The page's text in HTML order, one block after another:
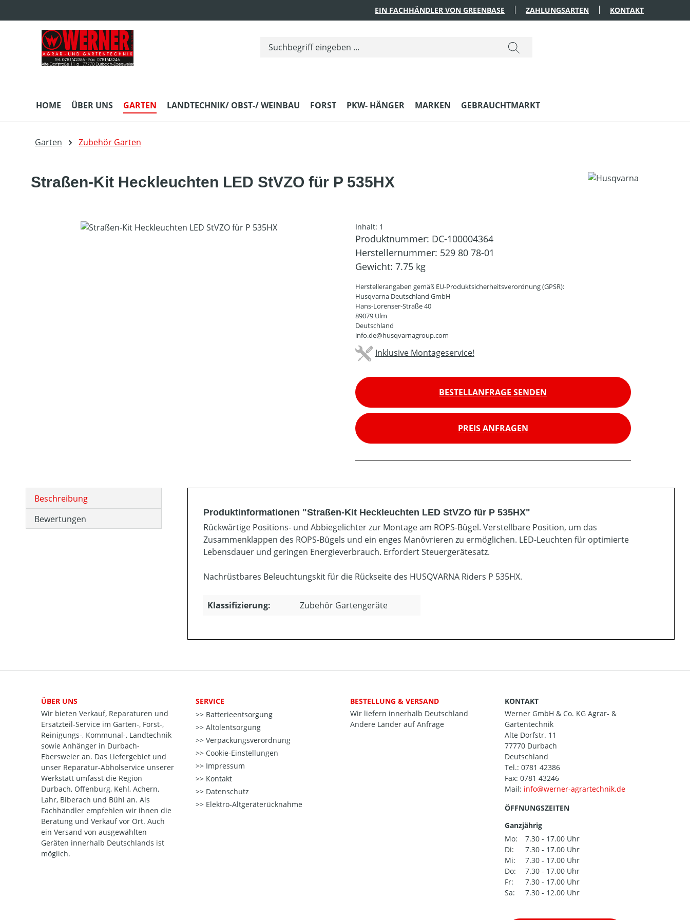
EIN FACHHÄNDLER VON GREENBASE ZAHLUNGSARTEN KONTAKT
HOME ÜBER UNS GARTEN LANDTECHNIK/ OBST-/ WEINBAU FORST PKW- HÄNGER MARKEN GEBRAUCHTMARKT
Garten Zubehör Garten
Straßen-Kit Heckleuchten LED StVZO für P 535HX
Bildergalerie überspringen Inhalt: 1
Produktnummer: DC-100004364
Herstellernummer: 529 80 78-01
Gewicht: 7.75 kg
Herstellerangaben gemäß EU-Produktsicherheitsverordnung (GPSR):
Husqvarna Deutschland GmbH
Hans-Lorenser-Straße 40
89079 Ulm
Deutschland
info.de@husqvarnagroup.com
Inklusive Montageservice!
BESTELLANFRAGE SENDEN
PREIS ANFRAGEN
Beschreibung
Bewertungen
Produktinformationen "Straßen-Kit Heckleuchten LED StVZO für P 535HX"
Rückwärtige Positions- und Abbiegelichter zur Montage am ROPS-Bügel. Verstellbare Position, um das
Zusammenklappen des ROPS-Bügels und ein enges Manövrieren zu ermöglichen. LED-Leuchten für optimierte
Lebensdauer und geringen Energieverbrauch. Erfordert Steuergerätesatz.
Nachrüstbares Beleuchtungskit für die Rückseite des HUSQVARNA Riders P 535HX.
Klassifizierung: Zubehör Gartengeräte
ÜBER UNS
Wir bieten Verkauf, Reparaturen und
Ersatzteil-Service im Garten-, Forst-,
Reinigungs-, Kommunal-, Landtechnik
sowie Anhänger in Durbach-
Ebersweier an. Das Liefergebiet und
unser Reparatur-Abholservice unserer
Werkstatt umfasst die Region
Durbach, Offenburg, Kehl, Achern,
Lahr, Biberach und Bühl an. Als
Fachhändler empfehlen wir ihnen die
Beratung und Verkauf vor Ort. Auch
ein Versand von ausgewählten
Geräten innerhalb Deutschlands ist
möglich.
SERVICE
Batterieentsorgung
Altölentsorgung
Verpackungsverordnung
Cookie-Einstellungen
Impressum
Kontakt
Datenschutz
Elektro-Altgeräterücknahme
BESTELLUNG & VERSAND
Wir liefern innerhalb Deutschland
Andere Länder auf Anfrage
KONTAKT
Werner GmbH & Co. KG Agrar- &
Gartentechnik
Alte Dorfstr. 11
77770 Durbach
Deutschland
Tel.: 0781 42386
Fax: 0781 43246
Mail:
ÖFFNUNGSZEITEN
Ganzjährig
Mo:
7.30 - 17.00 Uhr
Di:
7.30 - 17.00 Uhr
Mi:
7.30 - 17.00 Uhr
Do:
7.30 - 17.00 Uhr
Fr:
7.30 - 17.00 Uhr
Sa:
7.30 - 12.00 Uhr